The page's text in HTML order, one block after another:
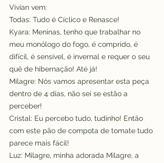
Vivian vem:
Todas: Tudo é Cíclico e Renasce!
Kyara: Meninas, tenho que trabalhar no
meu monólogo do fogo, é comprido, é
difícil, é sensível, é invernal e requer o seu
quê de hibernação! Até já!
Milagre: Nós vamos apresentar esta peça
dentro de 4 dias, não sei se estão a
perceber!
Cristal: Eu percebo tudo, tudinho! Então
com este pão de compota de tomate tudo
parece mais fácil!
Luz: Milagre, minha adorada Milagre, a